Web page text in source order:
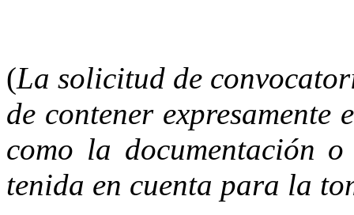
(La solicitud de
de contener
como la documentación
tenida en cuenta para la